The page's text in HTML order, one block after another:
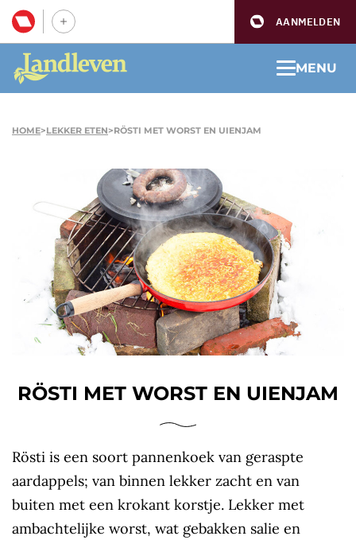
AANMELDEN
MENU
HOME>LEKKER ETEN>RÖSTI MET WORST EN UIENJAM
RÖSTI MET WORST EN UIENJAM
Rösti is een soort pannenkoek van geraspte
aardappels; van binnen lekker zacht en van
buiten met een krokant korstje. Lekker met
ambachtelijke worst, wat gebakken salie en